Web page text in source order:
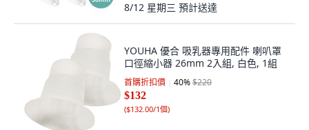
8/12 星期三 預計送達
YOUHA 優合 吸乳器專用配件 喇叭罩
口徑縮小器 26mm 2入組, 白色, 1組
首購折扣價 40%$220
$132
($132.00/1個)